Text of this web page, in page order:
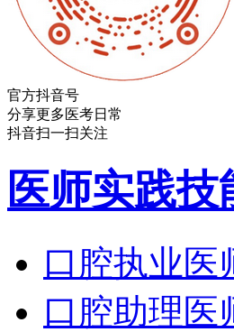
官方抖音号
分享更多医考日常
抖音扫一扫关注
医师实践技
口腔执业医
口腔助理医